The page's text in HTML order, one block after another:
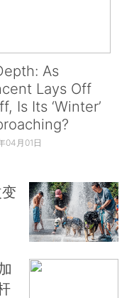
As
Lays Off
Is Its ‘Winter’
04月01日